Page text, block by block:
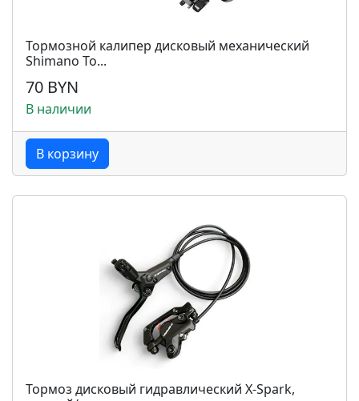
Тормозной калипер дисковый механический
Shimano To...
70 BYN
В наличии
В корзину
Тормоз дисковый гидравлический X-Spark,